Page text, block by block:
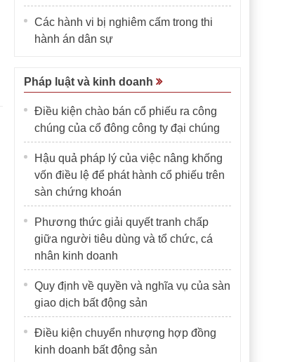
Các hành vi bị nghiêm cấm trong thi
hành án dân sự
Pháp luật và kinh doanh
Điều kiện chào bán cổ phiếu ra công
chúng của cổ đông công ty đại chúng
Hậu quả pháp lý của việc nâng khống
vốn điều lệ để phát hành cổ phiếu trên
sàn chứng khoán
Phương thức giải quyết tranh chấp
giữa người tiêu dùng và tổ chức, cá
nhân kinh doanh
Quy định về quyền và nghĩa vụ của sàn
giao dịch bất động sản
Điều kiện chuyển nhượng hợp đồng
kinh doanh bất động sản